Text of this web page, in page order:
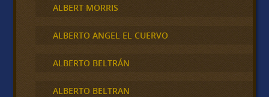
ALBERT MORRIS
ALBERTO ANGEL EL CUERVO
ALBERTO BELTRÁN
ALBERTO BELTRAN